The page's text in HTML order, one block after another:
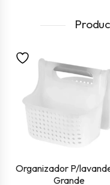
Organizador P/
Grande